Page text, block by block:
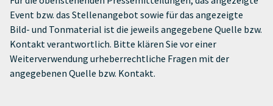
Event bzw. das Stellenangebot sowie für das angezeigte
Bild- und Tonmaterial ist die jeweils angegebene Quelle bzw.
Kontakt verantwortlich. Bitte klären Sie vor einer
Weiterverwendung urheberrechtliche Fragen mit der
angegebenen Quelle bzw. Kontakt.